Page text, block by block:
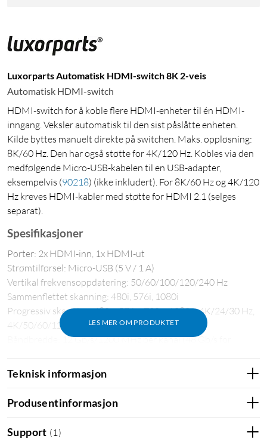
Luxorparts Automatisk HDMI-switch 8K 2-veis
Automatisk HDMI-switch
HDMI-switch for å koble flere HDMI-enheter til én HDMI-
inngang. Veksler automatisk til den sist påslåtte enheten.
Kilde byttes manuelt direkte på switchen. Maks. oppløsning:
8K/60 Hz. Den har også støtte for 4K/120 Hz. Kobles via den
medfølgende Micro-USB-kabelen til en USB-adapter,
eksempelvis (90218) (ikke inkludert). For 8K/60 Hz og 4K/120
Hz kreves HDMI-kabler med støtte for HDMI 2.1 (selges
separat).
LES MER OM PRODUKTET
Spesifikasjoner
Porter: 2x HDMI-inn, 1x HDMI-ut
Strømtilførsel: Micro-USB (5 V / 1 A)
Vertikal frekvensoppdatering: 50/60/100/120/240 Hz
Sammenflettet skanning: 480i, 576i, 1080i
Progressiv skanning: 480p, 576p, 720p, 1080p, 4K/24/30 Hz,
4K/50/60/120 Hz, 8K/24/30/50/60 Hz
Båndbredde: 12 Gb/s/1200 MHz per kanal (48 Gb/s for
Strømforbruk: opptil 5 W
Vekt: 46 g
HDMI-veksler
Teknisk informasjon
Produsentinformasjon
Support (1 )